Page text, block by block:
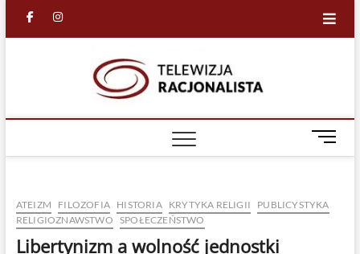
facebook
in
M
e
B
ATEIZM FILOZOFIA HISTORIA KRYTYKA RELIGII
PUBLICYSTYKA
RELIGIOZNAWSTWO SPOŁECZEŃSTWO
Libertynizm a wolność jednostki